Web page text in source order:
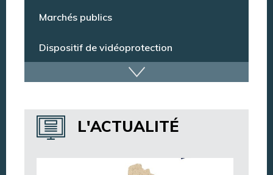
Espace citoyens
Marchés publics
Dispositif de vidéoprotection
Annuaire des services
Annuaire des associations
Argentan Aujourd’hui
L'ACTUALITÉ